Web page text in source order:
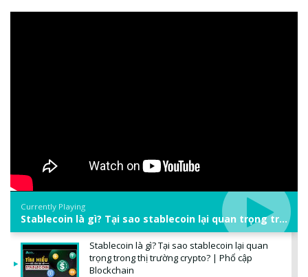
Currently Playing
Stablecoin là gì? Tại sao stablecoin lại quan trọng trong thị trường crypto? | Phổ cập Blockchain
Stablecoin là gì? Tại sao stablecoin lại quan
trọng trong thị trường crypto? | Phổ cập
Blockchain